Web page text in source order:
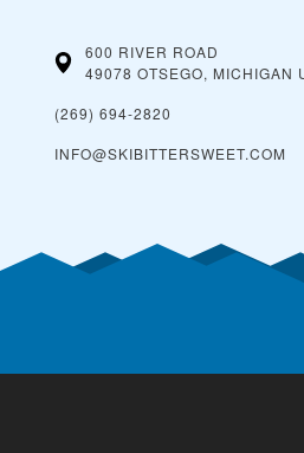
600 RIVER ROAD
49078 OTSEGO, MICHIGAN
(269) 694-2820
INFO@SKIBITTERSWEET.COM